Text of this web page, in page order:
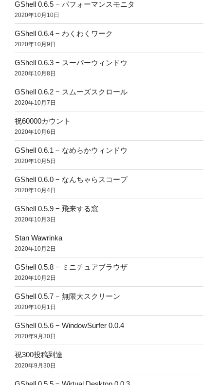
GShell 0.6.5 − パフォーマンスモニタ
2020年10月10日
GShell 0.6.4 − わくわくワーク
2020年10月9日
GShell 0.6.3 − スーパーウィンドウ
2020年10月8日
GShell 0.6.2 − スムーズスクロール
2020年10月7日
祝60000カウント
2020年10月6日
GShell 0.6.1 − なめらかウィンドウ
2020年10月5日
GShell 0.6.0 − なんちゃらスコープ
2020年10月4日
GShell 0.5.9 − 飛来する窓
2020年10月3日
Stan Wawrinka
2020年10月2日
GShell 0.5.8 − ミニチュアブラウザ
2020年10月2日
GShell 0.5.7 − 無限大スクリーン
2020年10月1日
GShell 0.5.6 − WindowSurfer 0.0.4
2020年9月30日
祝300投稿到達
2020年9月30日